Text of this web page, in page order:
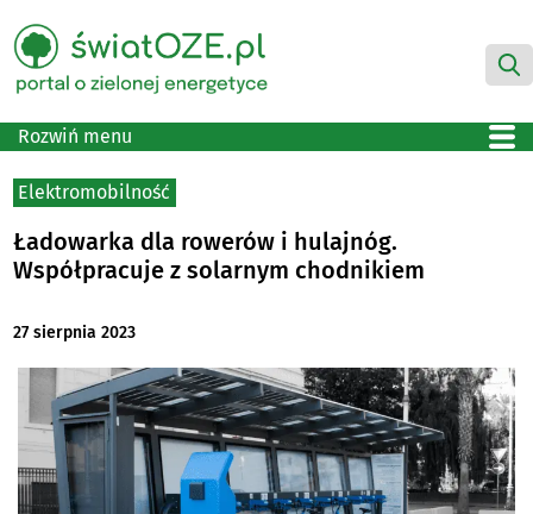
Rozwiń menu
Elektromobilność
Ładowarka dla rowerów i hulajnóg.
Współpracuje z solarnym chodnikiem
27 sierpnia 2023